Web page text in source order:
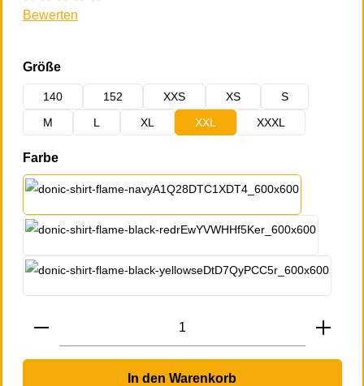
Durchschnittliche Bewertung von 0 von 5 Sternen
Bewerten
Größeauswählen
140 152 XXS XS
S
M
L XL XXL XXXL
Farbeauswählen
Produkt Anzahl: Gib den gewünschten
In den Warenkorb